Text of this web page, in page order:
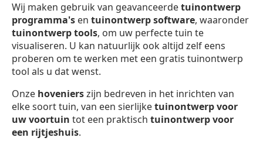
Wij maken gebruik van geavanceerdetuinontwerp
programma's en tuinontwerp software, waaronder
tuinontwerptools, om uw perfecte tuin te
visualiseren. U kan natuurlijk ook altijd zelf eens
proberen om te werken met een gratis tuinontwerp
tool als u dat wenst.
Onze hovenierszijn bedreven in het inrichten van
elke soort tuin, van een sierlijketuinontwerp voor
uw voortuin tot een praktisch tuinontwerp voor
een rijtjeshuis.